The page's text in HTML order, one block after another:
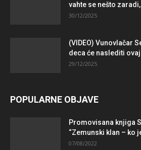
vahte se nešto
30/12/2025
(VIDEO) Vunovlačar
deca će naslediti
29/12/2025
POPULARNE OBJAVE
Promovisana knjiga
“Zemunski klan – ko
07/08/2022